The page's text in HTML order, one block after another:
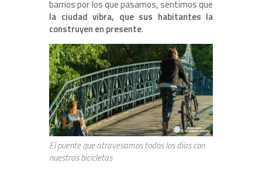
barrios por los que pasamos, sentimos que
la ciudad vibra, que sus habitantes la
construyen en presente.
El puente que atravesamos todos los días con
nuestras bicicletas